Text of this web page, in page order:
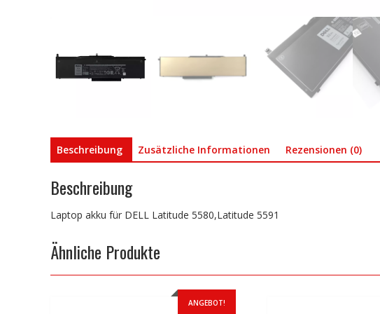
Beschreibung Zusätzliche Informationen Rezensionen (0)
Beschreibung
Laptop akku für DELL Latitude 5580,Latitude 5591
Ähnliche Produkte
ANGEBOT!